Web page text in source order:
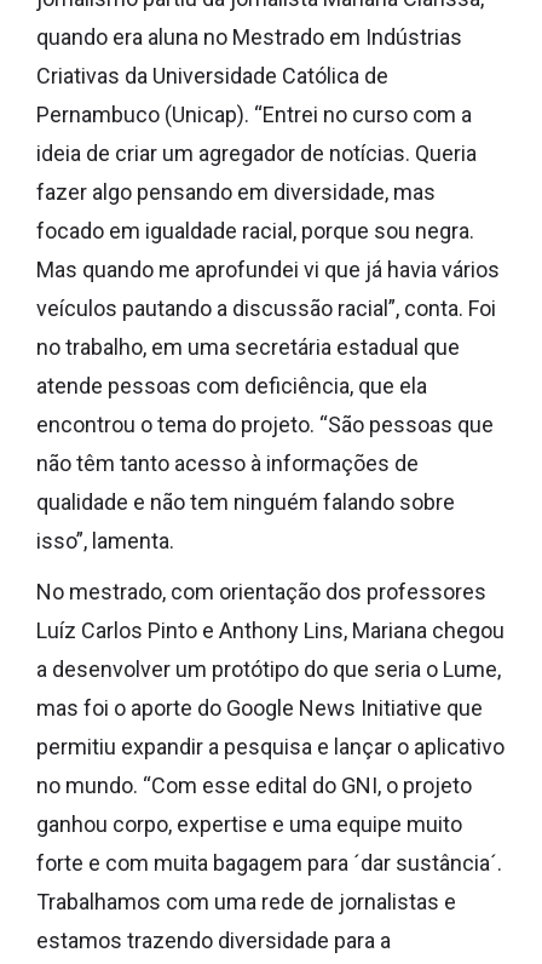
quando era aluna no Mestrado em Indústrias
Criativas da Universidade Católica de
Pernambuco (Unicap). “Entrei no curso com a
ideia de criar um agregador de notícias. Queria
fazer algo pensando em diversidade, mas
focado em igualdade racial, porque sou negra.
Mas quando me aprofundei vi que já havia vários
veículos pautando a discussão racial”, conta. Foi
no trabalho, em uma secretária estadual que
atende pessoas com deficiência, que ela
encontrou o tema do projeto. “São pessoas que
não têm tanto acesso à informações de
qualidade e não tem ninguém falando sobre
isso”, lamenta.
No mestrado, com orientação dos professores
Luíz Carlos Pinto e Anthony Lins, Mariana chegou
a desenvolver um protótipo do que seria o Lume,
mas foi o aporte do Google News Initiative que
permitiu expandir a pesquisa e lançar o aplicativo
no mundo. “Com esse edital do GNI, o projeto
ganhou corpo, expertise e uma equipe muito
forte e com muita bagagem para ´dar sustância´.
Trabalhamos com uma rede de jornalistas e
estamos trazendo diversidade para a